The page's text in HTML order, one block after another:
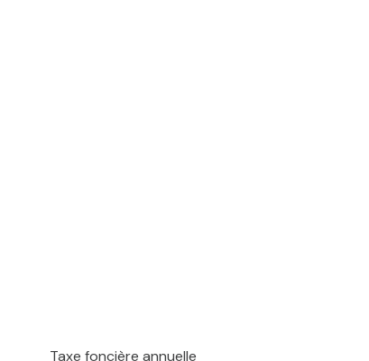
Taxe foncière annuelle